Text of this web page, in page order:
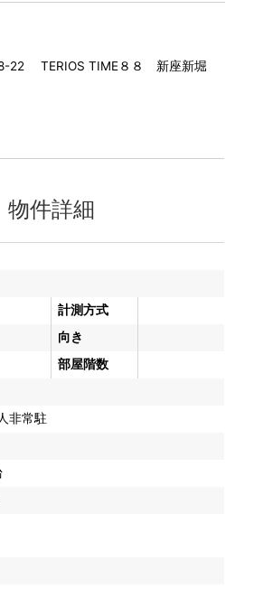
22 TERIOS TIME８８ 新座新堀
物件詳細
計測方式
向き
部屋階数
非常駐